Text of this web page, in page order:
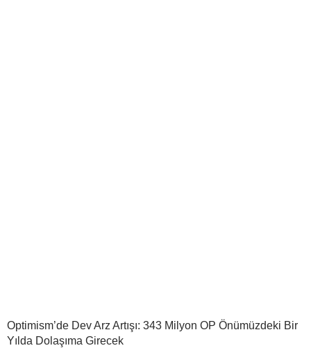
Optimism’de Dev Arz Artışı: 343 Milyon OP Önümüzdeki Bir
Yılda Dolaşıma Girecek